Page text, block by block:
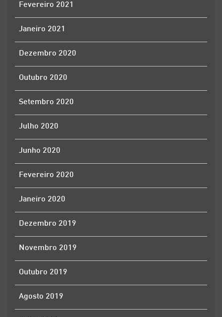
Fevereiro 2021
Janeiro 2021
Dezembro 2020
Outubro 2020
Setembro 2020
Julho 2020
Junho 2020
Fevereiro 2020
Janeiro 2020
Dezembro 2019
Novembro 2019
Outubro 2019
Agosto 2019